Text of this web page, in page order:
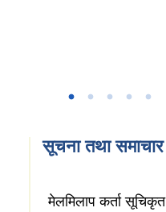
सूचना तथा समाचार
मेलमिलाप कर्ता